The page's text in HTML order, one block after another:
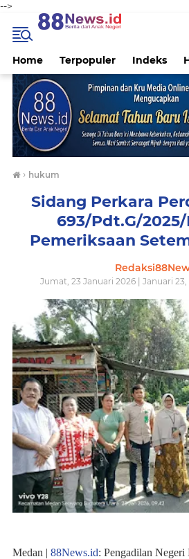
-->
Home Terpopuler Indeks
› hukum
Sidang Perkara
693/Pdt.G/
Pemeriksaan
Jumat, 23 Januari 2026 | Januari 23,
Medan | 88News.id: Pengadilan Negeri